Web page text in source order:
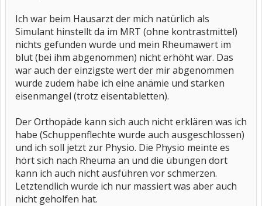
Ich war beim Hausarzt der mich natürlich als
Simulant hinstellt da im MRT (ohne kontrastmittel)
nichts gefunden wurde und mein Rheumawert im
blut (bei ihm abgenommen) nicht erhöht war. Das
war auch der einzigste wert der mir abgenommen
wurde zudem habe ich eine anämie und starken
eisenmangel (trotz eisentabletten).
Der Orthopäde kann sich auch nicht erklären was ich
habe (Schuppenflechte wurde auch ausgeschlossen)
und ich soll jetzt zur Physio. Die Physio meinte es
hört sich nach Rheuma an und die übungen dort
kann ich auch nicht ausführen vor schmerzen.
Letztendlich wurde ich nur massiert was aber auch
nicht geholfen hat.